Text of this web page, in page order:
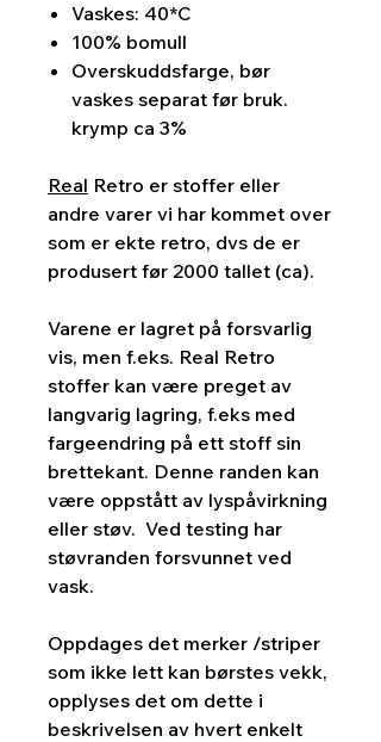
Vaskes: 40*C
100% bomull
Overskuddsfarge, bør
vaskes separat før bruk.
krymp ca 3%
Real Retro er stoffer eller
andre varer vi har kommet over
som er ekte retro, dvs de er
produsert før 2000 tallet (ca).
Varene er lagret på forsvarlig
vis, men f.eks. Real Retro
stoffer kan være preget av
langvarig lagring, f.eks med
fargeendring på ett stoff sin
brettekant. Denne randen kan
være oppstått av lyspåvirkning
eller støv. Ved testing har
støvranden forsvunnet ved
vask.
Oppdages det merker /striper
som ikke lett kan børstes vekk,
opplyses det om dette i
beskrivelsen av hvert enkelt